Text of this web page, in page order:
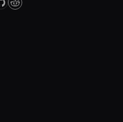
can lead to